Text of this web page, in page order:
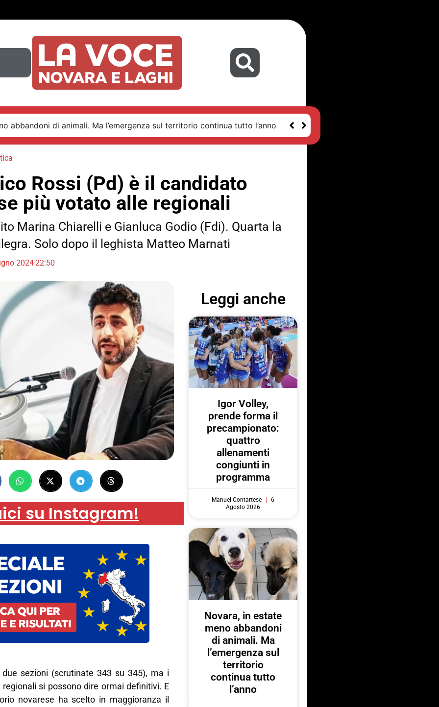
abbandoni di animali. Ma l’emergenza sul territorio continua tutto l’anno
Rossi (Pd) è il candidato
più votato alle regionali
Marina Chiarelli e Gianluca Godio (Fdi). Quarta la
Solo dopo il leghista Matteo Marnati
202422:50
su Instagram!
sezioni (scrutinate 343 su 345), ma i
si possono dire ormai definitivi. E
novarese ha scelto in maggioranza il
Leggi anche
Igor Volley,
prende forma il
precampionato:
quattro
allenamenti
congiunti in
programma
Manuel Contartese
6
Agosto 2026
Novara, in estate
meno abbandoni
di animali. Ma
l’emergenza sul
territorio
continua tutto
l’anno